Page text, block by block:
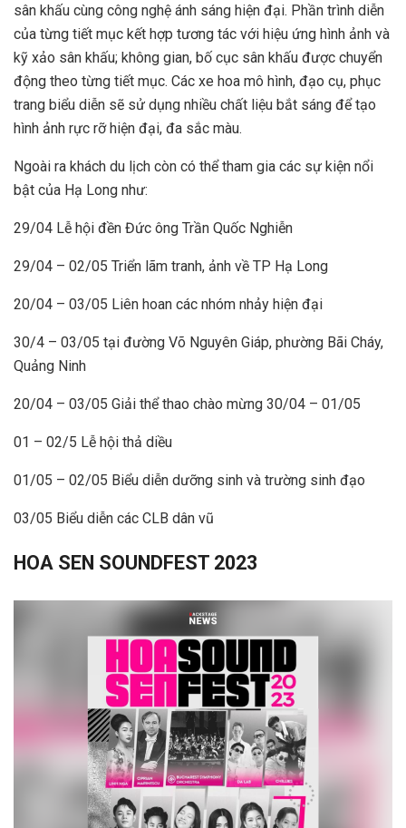
sân khấu cùng công nghệ ánh sáng hiện đại. Phần trình diễn
của từng tiết mục kết hợp tương tác với hiệu ứng hình ảnh và
kỹ xảo sân khấu; không gian, bố cục sân khấu được chuyển
động theo từng tiết mục. Các xe hoa mô hình, đạo cụ, phục
trang biểu diễn sẽ sử dụng nhiều chất liệu bắt sáng để tạo
hình ảnh rực rỡ hiện đại, đa sắc màu.
Ngoài ra khách du lịch còn có thể tham gia các sự kiện nổi
bật của Hạ Long như:
29/04 Lễ hội đền Đức ông Trần Quốc Nghiễn
29/04 – 02/05 Triển lãm tranh, ảnh về TP Hạ Long
20/04 – 03/05 Liên hoan các nhóm nhảy hiện đại
30/4 – 03/05 tại đường Võ Nguyên Giáp, phường Bãi Cháy,
Quảng Ninh
20/04 – 03/05 Giải thể thao chào mừng 30/04 – 01/05
01 – 02/5 Lễ hội thả diều
01/05 – 02/05 Biểu diễn dưỡng sinh và trường sinh đạo
03/05 Biểu diễn các CLB dân vũ
HOA SEN SOUNDFEST 2023